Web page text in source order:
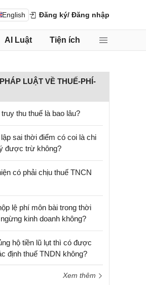
English Đăng ký/ Đăng nhập
AI Luật Tiện ích
LUẬT VỀ THUẾ-PHÍ-
thu thuế là bao lâu?
sai thời điểm có coi là chi
được trừ không?
có phải chịu thuế TNCN
lệ phí môn bài trong thời
kinh doanh không?
hộ tiền lũ lụt thì có được
định thuế TNDN không?
Xem thêm